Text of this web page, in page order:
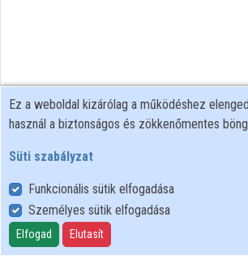
Felhasználói szabályzat
Adatkezelési tájékoztató
Süti szabályzat
Ez a weboldal kizárólag a működéshez
használ a biztonságos és zökkenőmentes
Süti szabályzat
Funkcionális sütik elfogadása
Személyes sütik elfogadása
Elfogad Elutasít